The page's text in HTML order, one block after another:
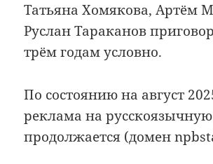
Татьяна Хомякова, Артём
Руслан Тараканов
трём годам условно.
По состоянию на август
реклама на
продолжается (домен